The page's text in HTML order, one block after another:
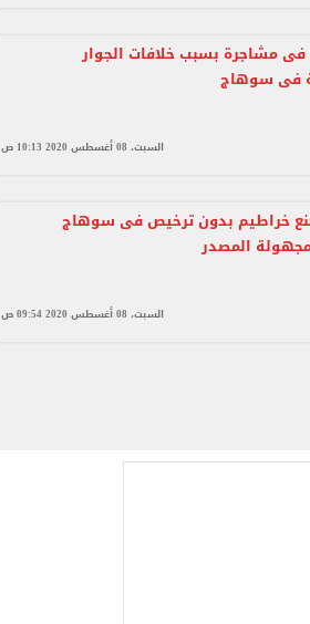
فى مشاجرة بسبب خلافات الجوار
فى سوهاج
السبت، 08 أغسطس 2020 10:13 ص
خراطيم بدون ترخيص فى سوهاج
المصدر
السبت، 08 أغسطس 2020 09:54 ص